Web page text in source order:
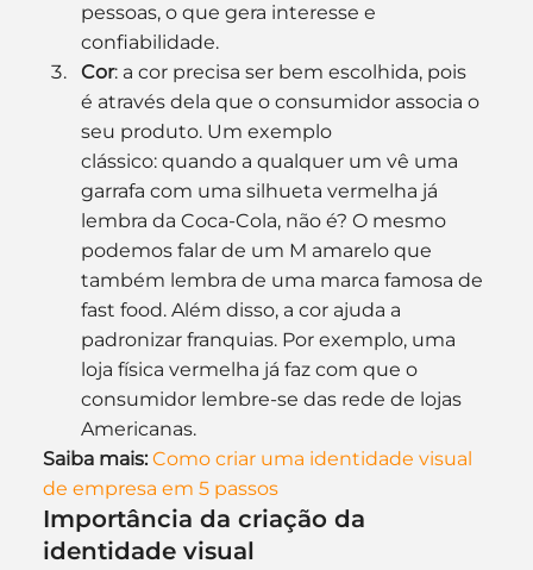
pessoas, o que gera interesse e
confiabilidade.
Cor: a cor precisa ser bem escolhida, pois
é através dela que o consumidor associa o
seu produto. Um exemplo
clássico: quando a qualquer um vê uma
garrafa com uma silhueta vermelha já
lembra da Coca-Cola, não é? O mesmo
podemos falar de um M amarelo que
também lembra de uma marca famosa de
fast food. Além disso, a cor ajuda a
padronizar franquias. Por exemplo, uma
loja física vermelha já faz com que o
consumidor lembre-se das rede de lojas
Americanas.
Saiba mais: Como criar uma identidade visual
de empresa em 5 passos
Importância da criação da
identidade visual